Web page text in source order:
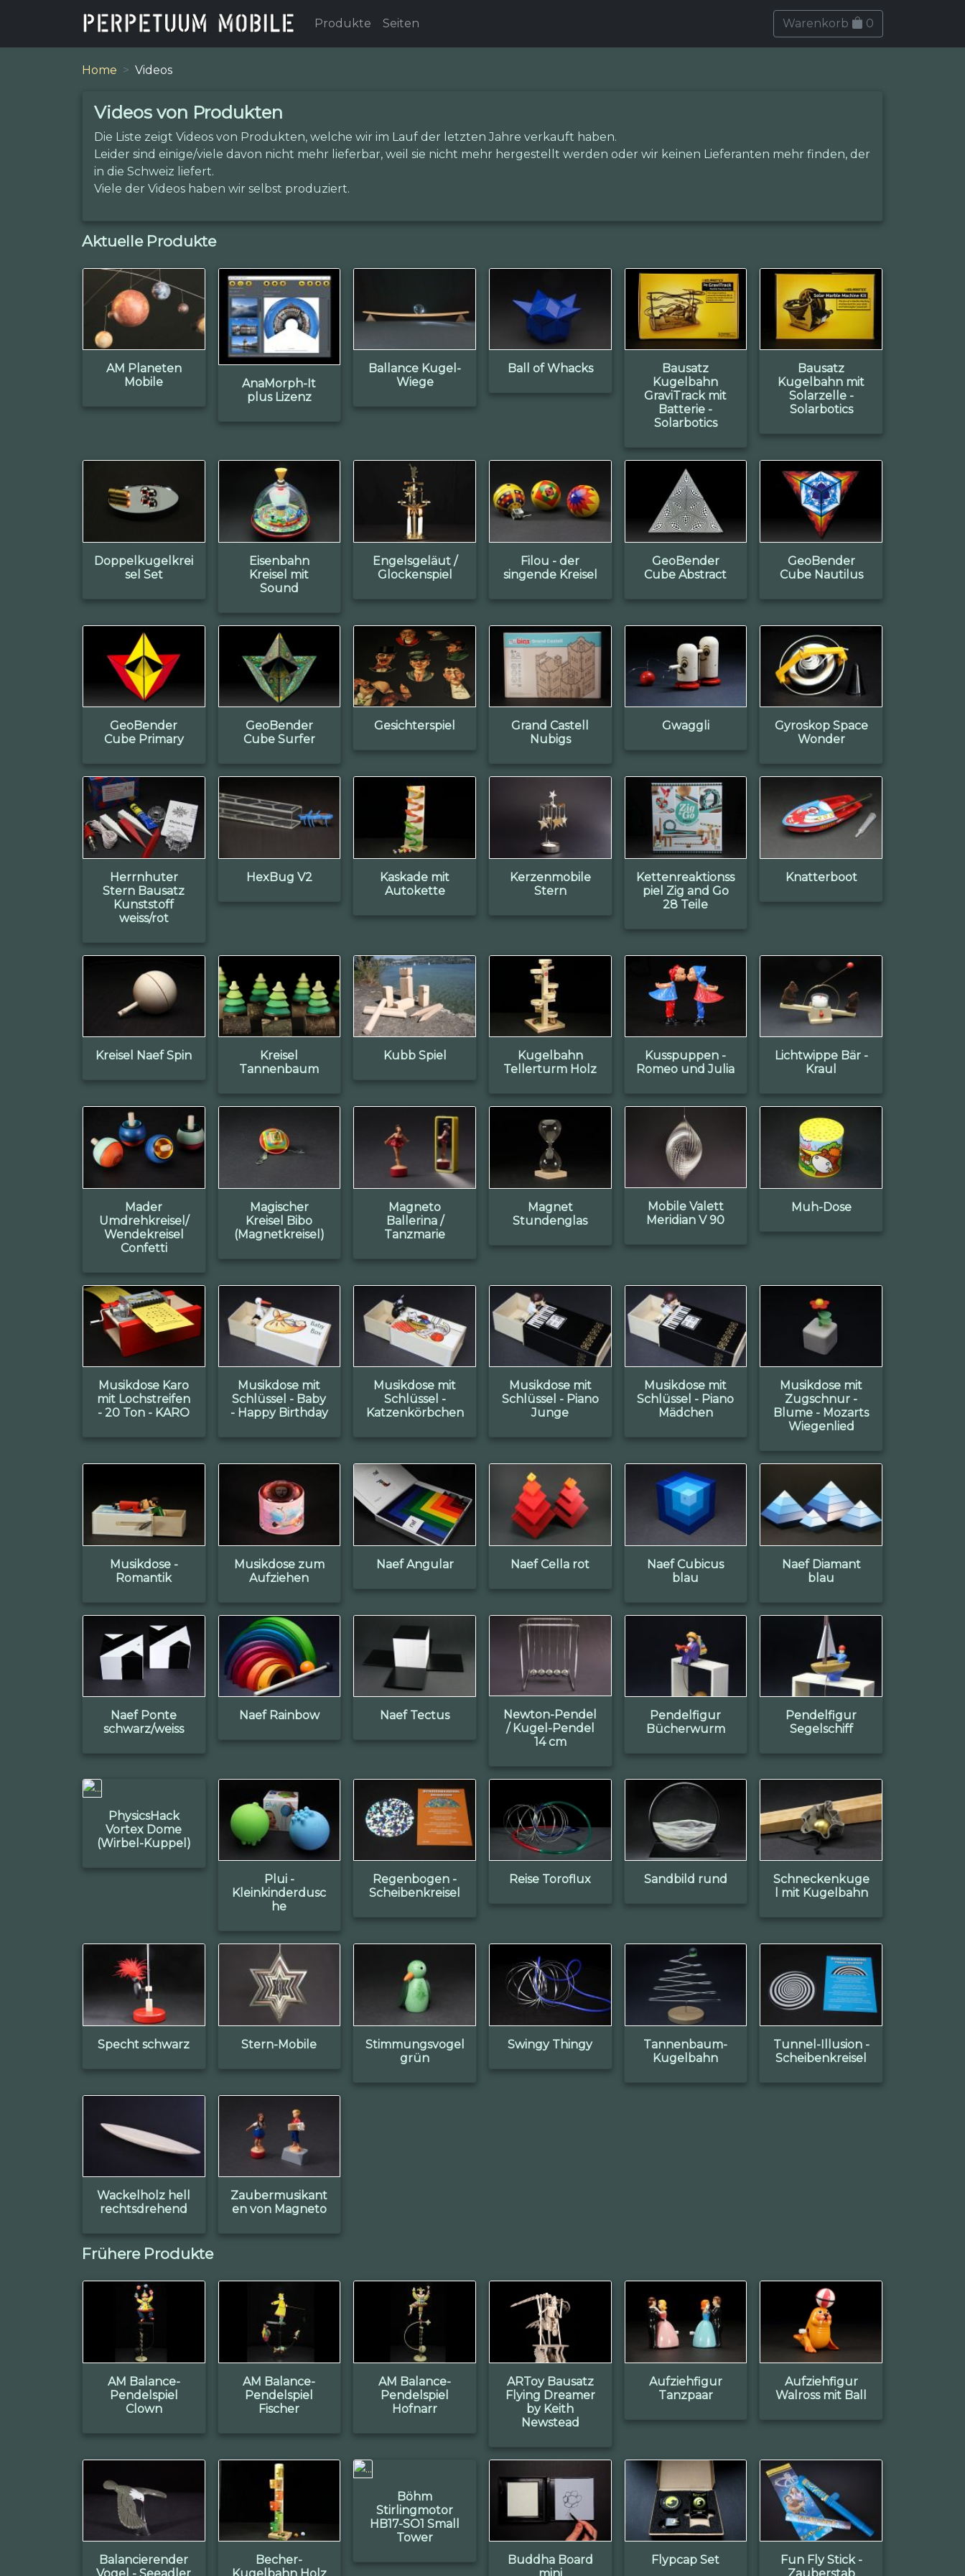
Produkte Seiten Warenkorb 0
Home Videos
Videos von Produkten
Die Liste zeigt Videos von Produkten, welche wir im Lauf der letzten Jahre verkauft haben.
Leider sind einige/viele davon nicht mehr lieferbar, weil sie nicht mehr hergestellt werden oder wir keinen Lieferanten mehr finden, der
in die Schweiz liefert.
Viele der Videos haben wir selbst produziert.
Aktuelle Produkte
AM Planeten
Mobile
AnaMorph-It
plus Lizenz
Ballance Kugel-
Wiege
Ball of Whacks
Bausatz
Kugelbahn
GraviTrack mit
Batterie -
Solarbotics
Bausatz
Kugelbahn mit
Solarzelle -
Solarbotics
Doppelkugelkrei
sel Set
Eisenbahn
Kreisel mit
Sound
Engelsgeläut /
Glockenspiel
Filou - der
singende Kreisel
GeoBender
Cube Abstract
GeoBender
Cube Nautilus
GeoBender
Cube Primary
GeoBender
Cube Surfer
Gesichterspiel
Grand Castell
Nubigs
Gwaggli
Gyroskop Space
Wonder
Herrnhuter
Stern Bausatz
Kunststoff
weiss/rot
HexBug V2
Kaskade mit
Autokette
Kerzenmobile
Stern
Kettenreaktionss
piel Zig and Go
28 Teile
Knatterboot
Kreisel Naef Spin
Kreisel
Tannenbaum
Kubb Spiel
Kugelbahn
Tellerturm Holz
Kusspuppen -
Romeo und Julia
Lichtwippe Bär -
Kraul
Mader
Umdrehkreisel/
Wendekreisel
Confetti
Magischer
Kreisel Bibo
(Magnetkreisel)
Magneto
Ballerina /
Tanzmarie
Magnet
Stundenglas
Mobile Valett
Meridian V 90
Muh-Dose
Musikdose Karo
mit Lochstreifen
- 20 Ton - KARO
Musikdose mit
Schlüssel - Baby
- Happy Birthday
Musikdose mit
Schlüssel -
Katzenkörbchen
Musikdose mit
Schlüssel - Piano
Junge
Musikdose mit
Schlüssel - Piano
Mädchen
Musikdose mit
Zugschnur -
Blume - Mozarts
Wiegenlied
Musikdose -
Romantik
Musikdose zum
Aufziehen
Naef Angular Naef Cella rot
Naef Cubicus
blau
Naef Diamant
blau
Naef Ponte
schwarz/weiss
Naef Rainbow Naef Tectus
Newton-Pendel
/ Kugel-Pendel
14 cm
Pendelfigur
Bücherwurm
Pendelfigur
Segelschiff
PhysicsHack
Vortex Dome
(Wirbel-Kuppel)
Plui -
Kleinkinderdusc
he
Regenbogen -
Scheibenkreisel
Reise Toroflux Sandbild rund
Schneckenkuge
l mit Kugelbahn
Specht schwarz Stern-Mobile
Stimmungsvogel
grün
Swingy Thingy
Tannenbaum-
Kugelbahn
Tunnel-Illusion -
Scheibenkreisel
Wackelholz hell
rechtsdrehend
Zaubermusikant
en von Magneto
Frühere Produkte
AM Balance-
Pendelspiel
Clown
AM Balance-
Pendelspiel
Fischer
AM Balance-
Pendelspiel
Hofnarr
ARToy Bausatz
Flying Dreamer
by Keith
Newstead
Aufziehfigur
Tanzpaar
Aufziehfigur
Walross mit Ball
Balancierender
Becher-
Böhm
Stirlingmotor
HB17-SO1 Small
Tower
Buddha Board
Flypcap Set
Fun Fly Stick -